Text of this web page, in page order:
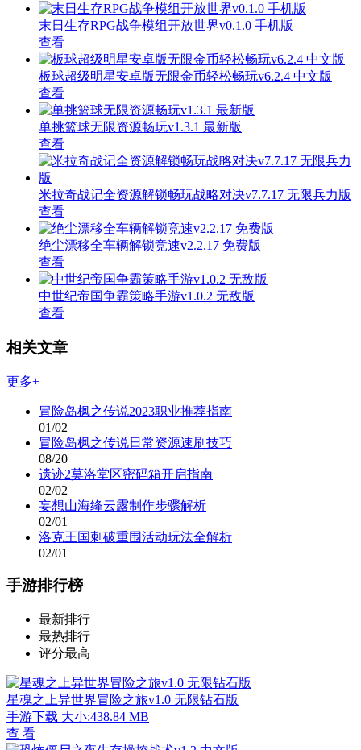
末日生存RPG战争模组开放世界v0.1.0 手机版
查看
板球超级明星安卓版无限金币轻松畅玩v6.2.4 中文版
查看
单挑篮球无限资源畅玩v1.3.1 最新版
查看
米拉奇战记全资源解锁畅玩战略对决v7.7.17 无限兵力版
查看
绝尘漂移全车辆解锁竞速v2.2.17 免费版
查看
中世纪帝国争霸策略手游v1.0.2 无敌版
查看
相关文章
更多+
冒险岛枫之传说2023职业推荐指南
01/02
冒险岛枫之传说日常资源速刷技巧
08/20
遗迹2莫洛堂区密码箱开启指南
02/02
妄想山海绛云露制作步骤解析
02/01
洛克王国刺破重围活动玩法全解析
02/01
手游排行榜
最新排行
最热排行
评分最高
星魂之上异世界冒险之旅v1.0 无限钻石版
手游下载 大小:438.84 MB
查 看